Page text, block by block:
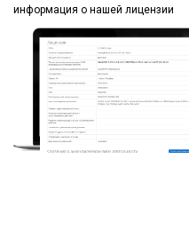
информация о нашей лицензии